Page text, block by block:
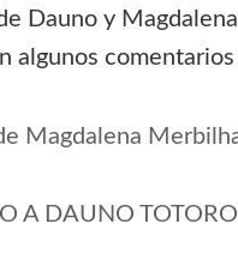
Dauno y
algunos
Magdalena
A DAUNO TOTORO